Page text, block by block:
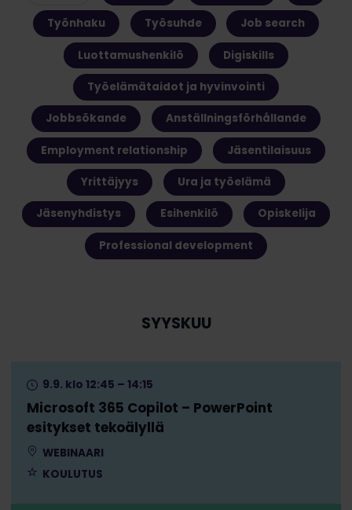
Työnhaku Työsuhde Job search
Luottamushenkilö Digiskills
Työelämätaidot ja hyvinvointi
Jobbsökande Anställningsförhållande
Employment relationship Jäsentilaisuus
Yrittäjyys Ura ja työelämä
Jäsenyhdistys Esihenkilö Opiskelija
Professional development
SYYSKUU
Microsoft 365 Copilot – PowerPoint
esitykset tekoälyllä
9.9. klo 12:45 – 14:15
WEBINAARI
KOULUTUS